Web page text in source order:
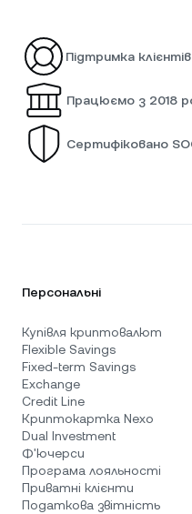
Підтримка
Працюємо з 2018
Сертифіковано
Персональні
Купівля криптовалют
Flexible Savings
Fixed-term Savings
Exchange
Credit Line
Криптокартка Nexo
Dual Investment
Ф'ючерси
Програма лояльності
Приватні клієнти
Податкова звітність